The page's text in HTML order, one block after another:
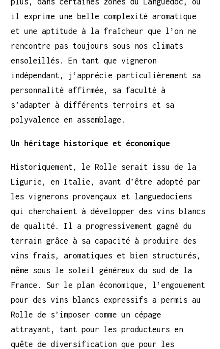
il exprime une belle complexité aromatique
et une aptitude à la fraîcheur que l’on ne
rencontre pas toujours sous nos climats
ensoleillés. En tant que vigneron
indépendant, j’apprécie particulièrement sa
personnalité affirmée, sa faculté à
s’adapter à différents terroirs et sa
polyvalence en assemblage.
Un héritage historique et économique
Historiquement, le Rolle serait issu de la
Ligurie, en Italie, avant d’être adopté par
les vignerons provençaux et languedociens
qui cherchaient à développer des vins blancs
de qualité. Il a progressivement gagné du
terrain grâce à sa capacité à produire des
vins frais, aromatiques et bien structurés,
même sous le soleil généreux du sud de la
France. Sur le plan économique, l’engouement
pour des vins blancs expressifs a permis au
Rolle de s’imposer comme un cépage
attrayant, tant pour les producteurs en
quête de diversification que pour les